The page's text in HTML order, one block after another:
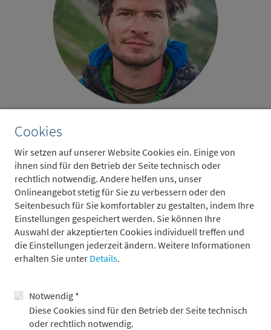
Cookies
Wir setzen auf unserer Website Cookies ein. Einige von
ihnen sind für den Betrieb der Seite technisch oder
rechtlich notwendig. Andere helfen uns, unser
Onlineangebot stetig für Sie zu verbessern oder den
Seitenbesuch für Sie komfortabler zu gestalten, indem Ihre
Einstellungen gespeichert werden. Sie können Ihre
Auswahl der akzeptierten Cookies individuell treffen und
die Einstellungen jederzeit ändern. Weitere Informationen
erhalten Sie unter Details.
Notwendig *
Diese Cookies sind für den Betrieb der Seite technisch
oder rechtlich notwendig.
Anselm Pahnke